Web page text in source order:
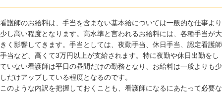
看護師のお給料は、手当を含まない基本給については一般的な仕事より
少し高い程度となります。高水準と言われるお給料には、各種手当が大
きく影響してきます。手当としては、夜勤手当、休日手当、認定看護師
手当など、高くて3万円以上が支給されます。特に夜勤や休日出勤をし
ていない看護師は平日の昼間だけの勤務となり、お給料は一般よりも少
しだけアップしている程度となるのです。
このような内訳を把握しておくことも、看護師になるにあたって必要な